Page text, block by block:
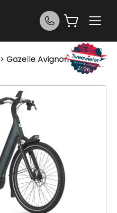
> Gazelle Avignon C380